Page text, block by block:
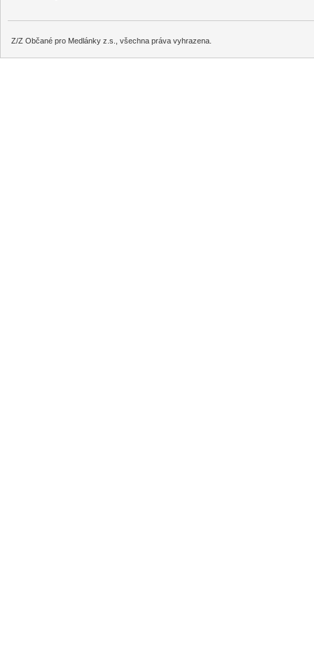
Z/Z Občané pro Medlánky z.s., všechna práva vyhrazena.